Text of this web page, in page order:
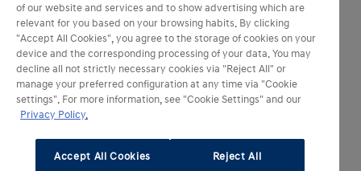
Classe énergétique
1 471 € TTC /mois (1)
Sans apport
36 mois et 20 000 km/an
Maintenance (Assistance Plus
incluse) et Assurance Perte
(2)
of our website and services and to show advertising which are
relevant for you based on your browsing habits. By clicking
"Accept All Cookies", you agree to the storage of cookies on your
device and the corresponding processing of your data. You may
decline all not strictly necessary cookies via "Reject All" or
manage your preferred configuration at any time via "Cookie
settings". For more information, see "Cookie Settings" and our
Privacy Policy.
Accept All Cookies Reject All